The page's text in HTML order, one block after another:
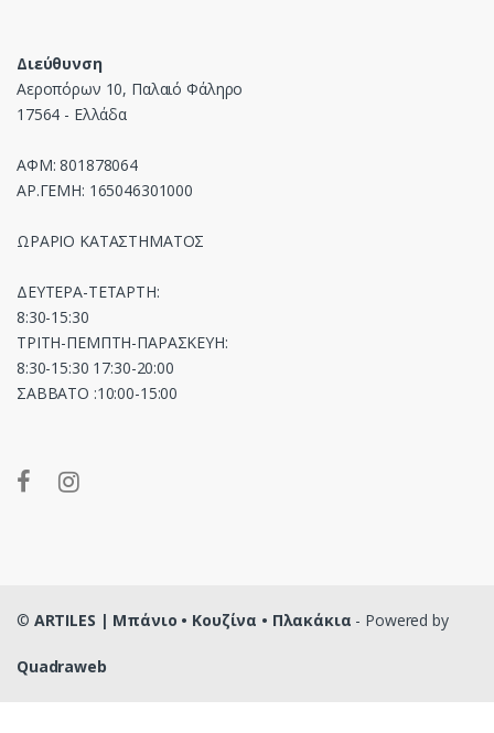
Διεύθυνση
Αεροπόρων 10, Παλαιό Φάληρο
17564 - Ελλάδα
ΑΦΜ: 801878064
ΑΡ.ΓΕΜΗ: 165046301000
ΩΡΑΡΙΟ ΚΑΤΑΣΤΗΜΑΤΟΣ
ΔΕΥΤΕΡΑ-ΤΕΤΑΡΤΗ:
8:30-15:30
ΤΡΙΤΗ-ΠΕΜΠΤΗ-ΠΑΡΑΣΚΕΥΗ:
8:30-15:30 17:30-20:00
ΣΑΒΒΑΤΟ :10:00-15:00
© ARTILES | Μπάνιο • Κουζίνα • Πλακάκια - Powered by
Quadraweb